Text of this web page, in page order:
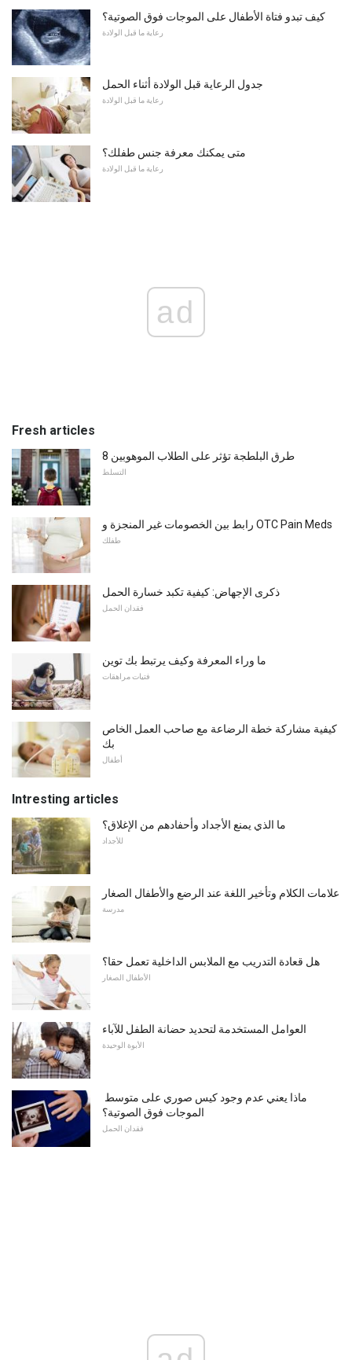
كيف تبدو فتاة الأطفال على الموجات فوق الصوتية؟
رعاية ما قبل الولادة
جدول الرعاية قبل الولادة أثناء الحمل
رعاية ما قبل الولادة
متى يمكنك معرفة جنس طفلك؟
رعاية ما قبل الولادة
ad
Fresh articles
8 طرق البلطجة تؤثر على الطلاب الموهوبين
التسلط
رابط بين الخصومات غير المنجزة و OTC Pain Meds
طفلك
ذكرى الإجهاض: كيفية تكبد خسارة الحمل
فقدان الحمل
ما وراء المعرفة وكيف يرتبط بك توين
فتيات مراهقات
كيفية مشاركة خطة الرضاعة مع صاحب العمل الخاص
بك
أطفال
Intresting articles
ما الذي يمنع الأجداد وأحفادهم من الإغلاق؟
للأجداد
علامات الكلام وتأخير اللغة عند الرضع والأطفال الصغار
مدرسة
هل قعادة التدريب مع الملابس الداخلية تعمل حقا؟
الأطفال الصغار
العوامل المستخدمة لتحديد حضانة الطفل للآباء
الأبوة الوحيدة
ماذا يعني عدم وجود كيس صوري على متوسط ​​
الموجات فوق الصوتية؟
فقدان الحمل